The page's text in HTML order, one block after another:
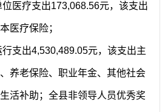
位医疗支出173,068.56元，该支出
医疗保险；
行支出4,530,489.05元，该支出主
养老保险、职业年金、其他社会
活补助；全县非领导人员优秀奖